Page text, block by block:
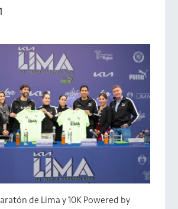
de Lima y 10K Powered by